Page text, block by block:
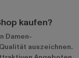
kaufen?
Damen-
auszeichnen.